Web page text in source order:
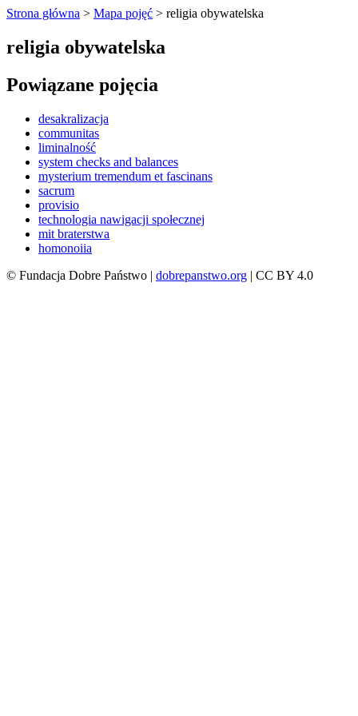
Strona główna > Mapa pojęć > religia obywatelska
religia obywatelska
Powiązane pojęcia
desakralizacja
communitas
liminalność
system checks and balances
mysterium tremendum et fascinans
sacrum
provisio
technologia nawigacji społecznej
mit braterstwa
homonoiia
© Fundacja Dobre Państwo | dobrepanstwo.org | CC BY 4.0